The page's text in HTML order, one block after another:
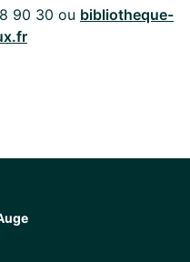
90 30 ou bibliotheque-